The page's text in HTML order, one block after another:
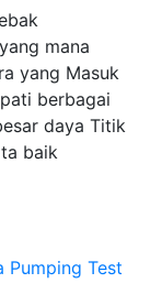
mana
yang Masuk
berbagai
daya Titik
baik
Pumping Test